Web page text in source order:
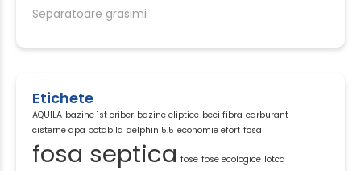
Separatoare grasimi
Etichete
AQUILA bazine 1st criber bazine eliptice beci fibra carburant
cisterne apa potabila delphin 5.5 economie efort fosa
fosa septica fose fose ecologice lotca